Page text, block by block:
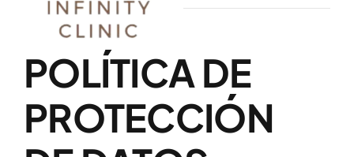
Faciales
Médicos estéticos
POLÍTICA DE
PROTECCIÓN